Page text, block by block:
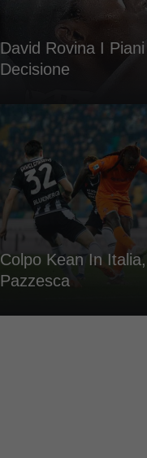
David Rovina I
Decisione
Colpo Kean In
Pazzesca